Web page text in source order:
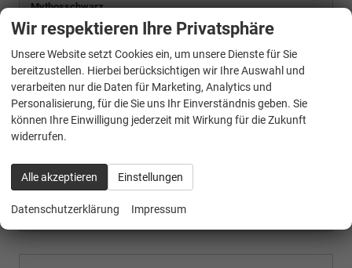
Mythosschwarz
MOTOR
Verbrauch kombiniert:8,70 l/100km
CO2-Klasse:G
CO2-Emissionen:199,00 g/km
19% MwSt. Mehrwertsteuer ausweisbar
Wir rufen Sie an
PDF-Fahrzeugexposé drucken
Fahrzeug drucken, parken oder vergleichen
Wir respektieren Ihre Privatsphäre
Unsere Website setzt Cookies ein, um unsere Dienste für Sie
bereitzustellen. Hierbei berücksichtigen wir Ihre Auswahl und
verarbeiten nur die Daten für Marketing, Analytics und
Personalisierung, für die Sie uns Ihr Einverständnis geben. Sie
können Ihre Einwilligung jederzeit mit Wirkung für die Zukunft
widerrufen.
Alle akzeptieren Einstellungen
Datenschutzerklärung Impressum